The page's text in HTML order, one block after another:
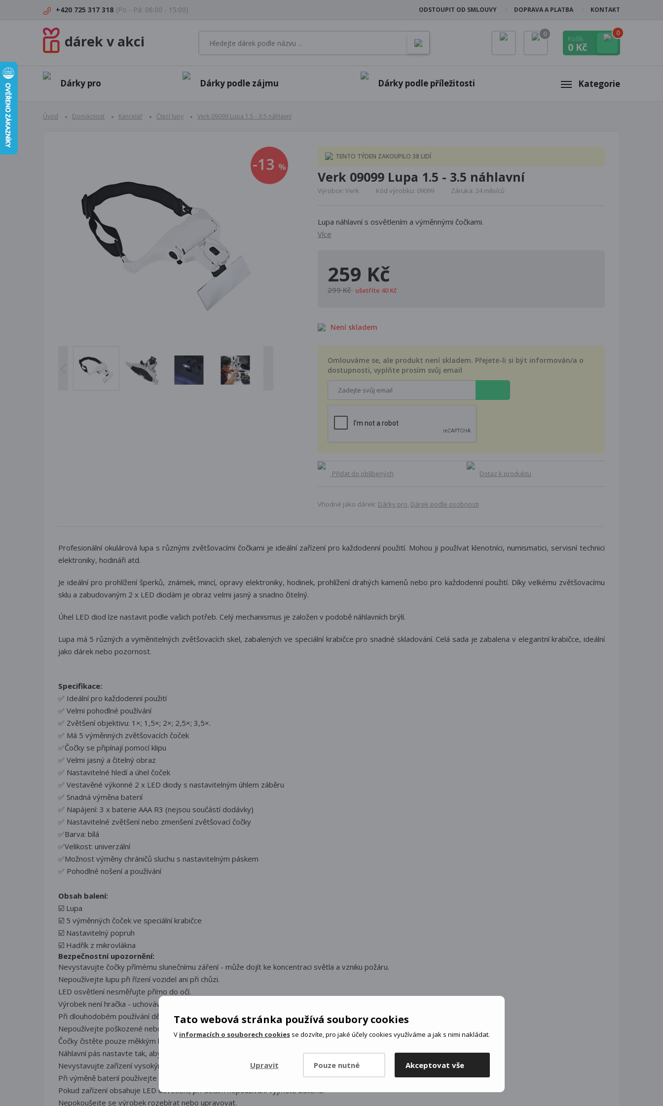
Tato webová stránka používá soubory cookies
V informacích o souborech cookiesse dozvíte, pro jaké účely cookies využíváme a jak s nimi nakládat.
Upravit Pouze nutné Akceptovat vše
+420 725 317 318 (Po - Pá: 06:00 - 15:00) ODSTOUPIT OD SMLOUVY DOPRAVA A PLATBA KONTAKT
dárek v akci 0
Košík
0 Kč
0
Dárky pro Dárky podle zájmu Dárky podle příležitosti Kategorie
Úvod Domácnost Kancelář Čtecí lupy Verk 09099 Lupa 1.5 - 3.5 náhlavní
-13 %
TENTO TÝDEN ZAKOUPILO 38 LIDÍ
Verk 09099 Lupa 1.5 - 3.5 náhlavní
Výrobce: Verk Kód výrobku: 09099 Záruka: 24 měsíců
Lupa náhlavní s osvětlením a výměnnými čočkami.
Více
259 Kč
299 Kč ušetříte 40 Kč
Není skladem
Omlouváme se, ale produkt není skladem. Přejete-li si být informován/a o
dostupnosti, vyplňte prosím svůj email
Přidat do oblíbených Dotaz k produktu
Vhodné jako dárek: Dárky pro, Dárek podle osobnosti
Profesionální okulárová lupa s různými zvětšovacími čočkami je ideální zařízení pro každodenní použití. Mohou ji používat klenotníci, numismatici, servisní technici
elektroniky, hodináři atd.
Je ideální pro prohlížení šperků, známek, mincí, opravy elektroniky, hodinek, prohlížení drahých kamenů nebo pro každodenní použití. Díky velkému zvětšovacímu
sklu a zabudovaným 2 x LED diodám je obraz velmi jasný a snadno čitelný.
Úhel LED diod lze nastavit podle vašich potřeb. Celý mechanismus je založen v podobě náhlavních brýlí.
Lupa má 5 různých a vyměnitelných zvětšovacích skel, zabalených ve speciální krabičce pro snadné skladování. Celá sada je zabalena v elegantní krabičce, ideální
jako dárek nebo pozornost.
Specifikace:
✅ Ideální pro každodenní použití
✅ Velmi pohodlné používání
✅ Zvětšení objektivu: 1×; 1,5×; 2×; 2,5×; 3,5×.
✅ Má 5 výměnných zvětšovacích čoček
✅Čočky se připínají pomocí klipu
✅ Velmi jasný a čitelný obraz
✅ Nastavitelné hledí a úhel čoček
✅ Vestavěné výkonné 2 x LED diody s nastavitelným úhlem záběru
✅ Snadná výměna baterií
✅ Napájení: 3 x baterie AAA R3 (nejsou součástí dodávky)
✅ Nastavitelné zvětšení nebo zmenšení zvětšovací čočky
✅Barva: bílá
✅Velikost: univerzální
✅Možnost výměny chráničů sluchu s nastavitelným páskem
✅ Pohodlné nošení a používání
Obsah balení:
☑️ Lupa
☑️ 5 výměnných čoček ve speciální krabičce
☑️ Nastavitelný popruh
☑️ Hadřík z mikrovlákna
Bezpečnostní upozornění:
Nevystavujte čočky přímému slunečnímu záření - může dojít ke koncentraci světla a vzniku požáru.
Nepoužívejte lupu při řízení vozidel ani při chůzi.
LED osvětlení nesměřujte přímo do očí.
Výrobek není hračka - uchovávejte mimo dosah malých dětí.
Při dlouhodobém používání dělejte pravidelné přestávky, aby nedošlo k únavě očí.
Nepoužívejte poškozené nebo prasklé čočky.
Čočky čistěte pouze měkkým hadříkem bez agresivních chemikálií.
Náhlavní pás nastavte tak, aby nebyl příliš utažený.
Nevystavujte zařízení vysokým teplotám, vlhkosti ani otevřenému ohni.
Při výměně baterií používejte pouze doporučený typ.
Pokud zařízení obsahuje LED osvětlení, při delším nepoužívání vyjměte baterie.
Nepokoušejte se výrobek rozebírat nebo upravovat.